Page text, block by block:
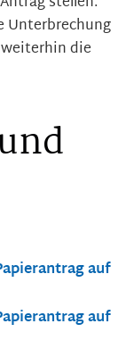
Unterbrechung
die
auf
auf